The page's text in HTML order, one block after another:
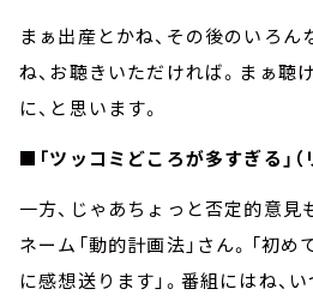
まぁ出産とかね、その後のいろん
ね、お聴きいただければ。まぁ聴
に、と思います。
■「ツッコミどころが多すぎる」（
一方、じゃあちょっと否定的意見
ネーム「動的計画法」さん。「初
に感想送ります」。番組にはね、